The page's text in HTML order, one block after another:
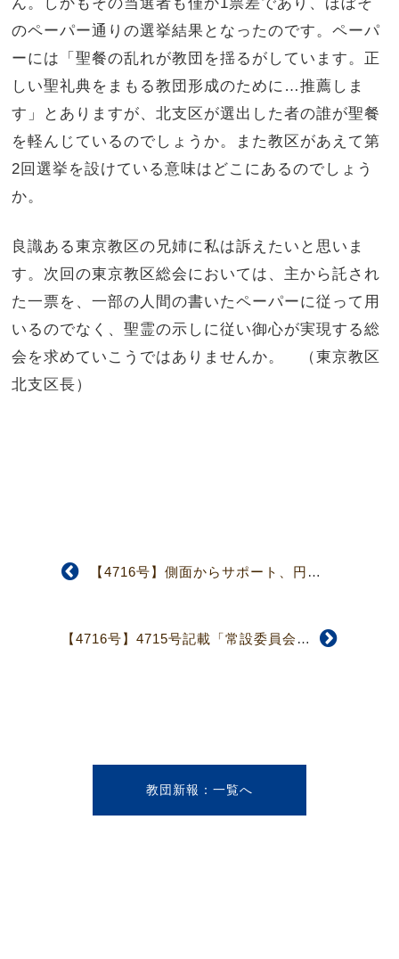
のペーパー通りの選挙結果となったのです。ペーパ
ーには「聖餐の乱れが教団を揺るがしています。正
しい聖礼典をまもる教団形成のために…推薦しま
す」とありますが、北支区が選出した者の誰が聖餐
を軽んじているのでしょうか。また教区があえて第
2 回選挙を設けている意味はどこにあるのでしょう
か。
良識ある東京教区の兄姉に私は訴えたいと思いま
す。次回の東京教区総会においては、主から託され
た一票を、一部の人間の書いたペーパーに従って用
いるのでなく、聖霊の示しに従い御心が実現する総
会を求めていこうではありませんか。 （東京教区
北支区長）
【4716号】側面からサポート、円滑な活動を期す 第3回宣教師支援委員会
【4716号】4715号記載「常設委員会等委員選考結果」の修正報告
教団新報